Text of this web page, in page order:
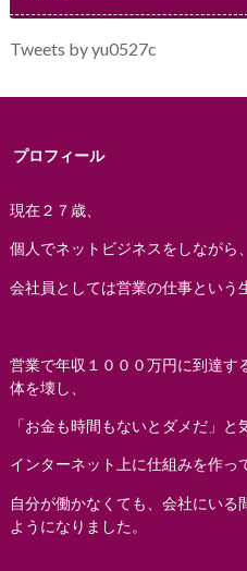
Tweets by yu0527c
プロフィール
現在２７歳、
個人でネットビジネスをしながら、
会社員としては営業の仕事という
営業で年収１０００万円に到達す
体を壊し、
「お金も時間もないとダメだ」と
インターネット上に仕組みを作っ
自分が働かなくても、会社にい
ようになりました。